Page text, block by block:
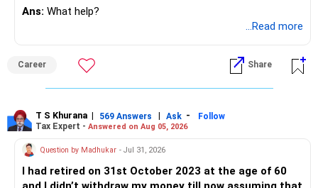
Ans: What help?
...Read more
Career Share
T S Khurana | 569 Answers | Ask -
Follow
Tax Expert - Answered on Aug 05, 2026
Question by Madhukar - Jul 31, 2026
I had retired on 31st October 2023 at the age of 60